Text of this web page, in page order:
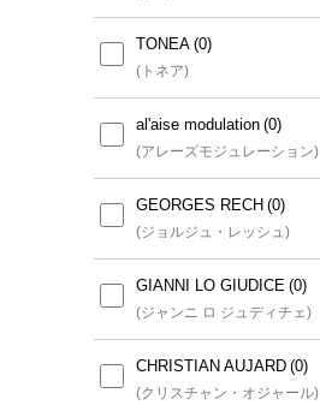
TONEA
(トネア)
al'aise modulation
(アレーズモジュレーション)
GEORGES RECH
(ジョルジュ・レッシュ)
GIANNI LO GIUDICE
(ジャンニ ロ ジュディチェ)
CHRISTIAN AUJARD
(クリスチャン・オジャール)